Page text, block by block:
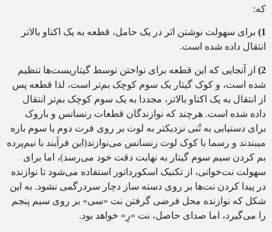
که:
1)
برای سهولت نوشتن اثر در یک حامل، قطعه به یک اکتاو بالاتر
انتقال داده شده است.
2)
از آنجایی که این قطعه برای نواختن توسط گیتاریست‌ها تنظیم
شده است، و کوک گیتار یک سوم کوچک بم‌تر است، لذا قطعه پس
از انتقال به یک اکتاو بالاتر، مجددا به یک سوم کوچک بم‌تر انتقال
داده شده است. هرچند که نوازندگان قطعات رنسانس و باروک
برای دستیابی به تُنی نزدیکتر به لوت بر روی فرت دوم یا سوم باره
میبندند و رسما با کوک لوت رنسانس می‌نوازند(این فرآیند با نیم‌پرده
بم کردن سیم سوم گیتار به نهایت دقت خود می‌رسد)، اما برای
سهولت نت‌خوانی، از تکنیک اسکورداتور استفاده می‌شود تا نوازنده
در پیدا کردن نت‌ها بر روی دسته ساز دچار سردرگمی نشود. به این
شکل که نوازنده محل فرضی گرفتن نت «سی» بر روی سیم پنجم
را می‌گیرد، اما صدای حاصل، نت «رِ» خواهد بود.